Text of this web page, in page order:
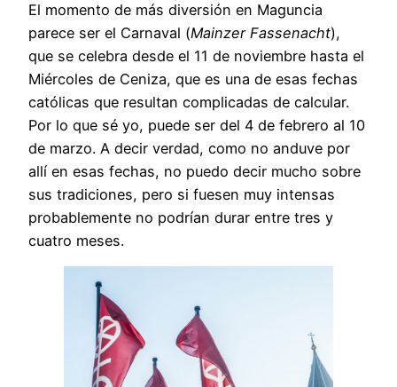
El momento de más diversión en Maguncia
parece ser el Carnaval (Mainzer Fassenacht),
que se celebra desde el 11 de noviembre hasta el
Miércoles de Ceniza, que es una de esas fechas
católicas que resultan complicadas de calcular.
Por lo que sé yo, puede ser del 4 de febrero al 10
de marzo. A decir verdad, como no anduve por
allí en esas fechas, no puedo decir mucho sobre
sus tradiciones, pero si fuesen muy intensas
probablemente no podrían durar entre tres y
cuatro meses.